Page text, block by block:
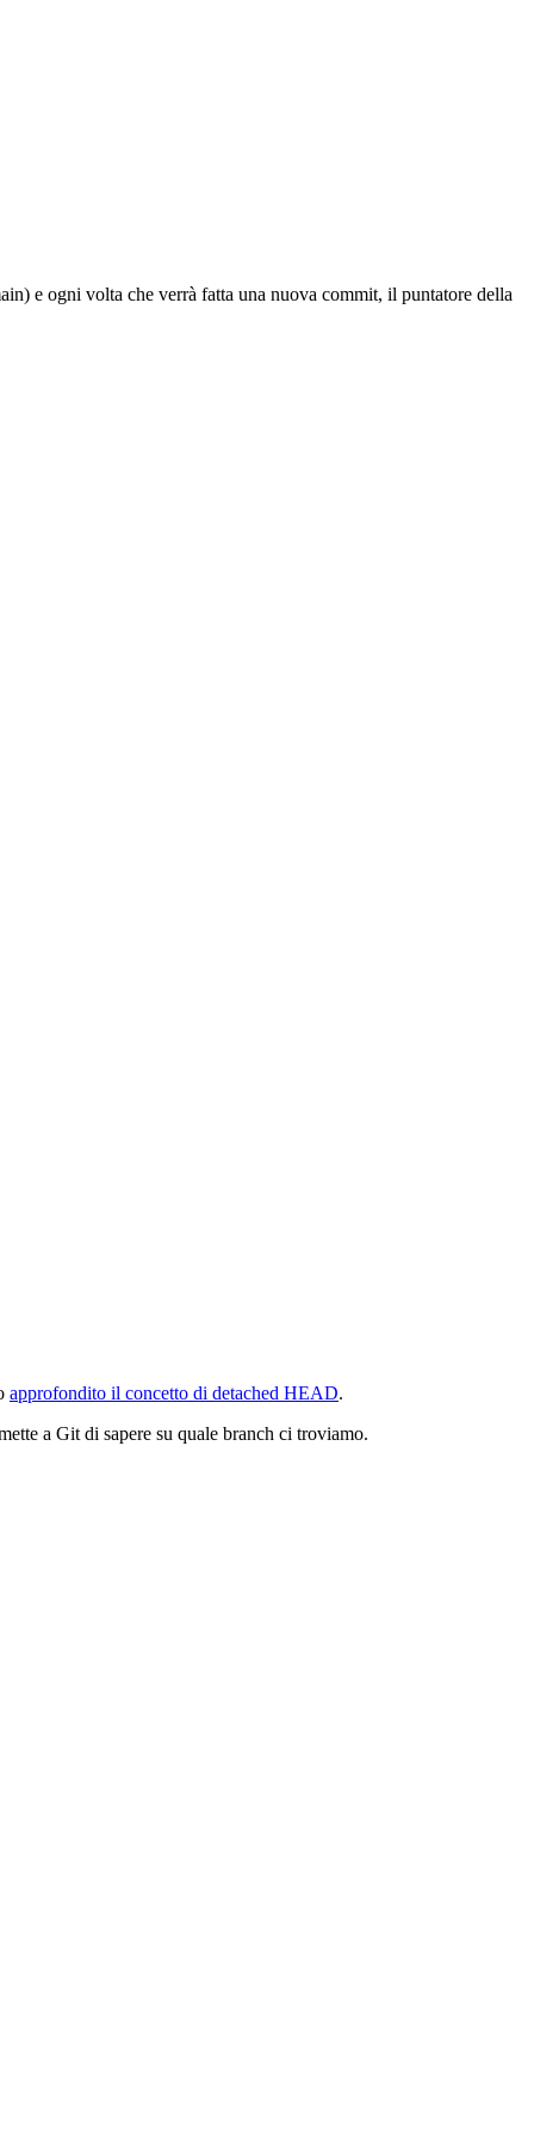
e ogni volta che verrà fatta una nuova commit, il puntatore della
approfondito il concetto di detached HEAD.
a Git di sapere su quale branch ci troviamo.